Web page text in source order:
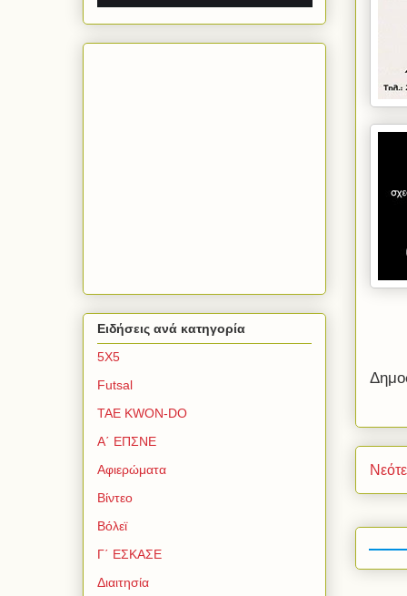
Ειδήσεις ανά κατηγορία
5Χ5
Futsal
TAE KWON-DO
Α΄ ΕΠΣΝΕ
Αφιερώματα
Βίντεο
Βόλεϊ
Γ΄ ΕΣΚΑΣΕ
Διαιτησία